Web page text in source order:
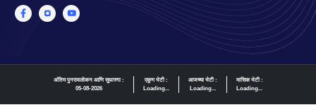
अंतिम पुनरावलोकन आणि सुधारणा :
05-08-2026
एकूण भेटी :
Loading...
आजच्या भेटी :
Loading...
मासिक भेटी :
Loading...